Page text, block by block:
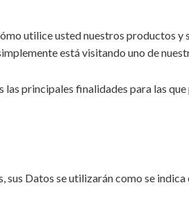
utilice usted nuestros productos
está visitando uno de
principales finalidades para las
Datos se utilizarán como se